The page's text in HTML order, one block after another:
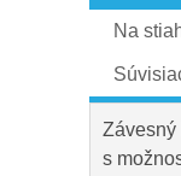
Na
Závesný
s